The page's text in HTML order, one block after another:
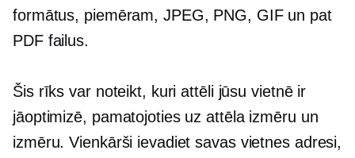
formātus, piemēram, JPEG, PNG, GIF un pat
PDF failus.
Šis rīks var noteikt, kuri attēli jūsu vietnē ir
jāoptimizē, pamatojoties uz attēla izmēru un
izmēru. Vienkārši ievadiet savas vietnes adresi,